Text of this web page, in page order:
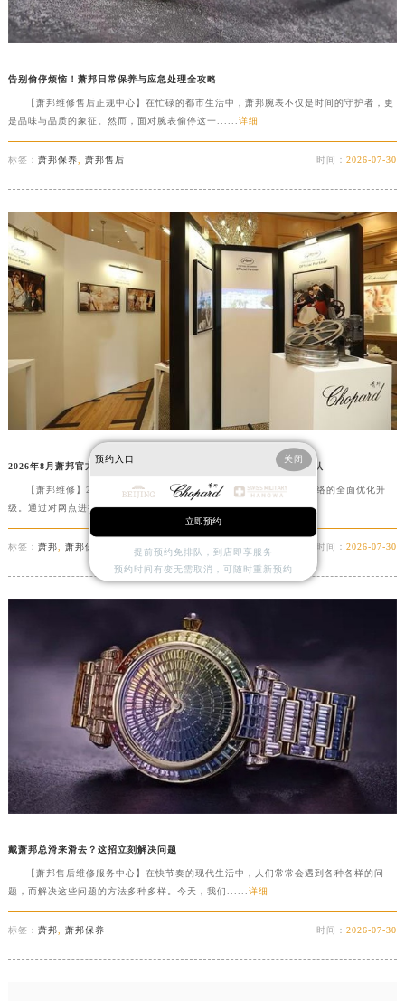
告别偷停烦恼！萧邦日常保养与应急处理全攻略
【萧邦维修售后正规中心】在忙碌的都市生活中，萧邦腕表不仅是时间的守护者，更
是品味与品质的象征。然而，面对腕表偷停这一...... 详细
标签： 萧邦保养 萧邦售后 时间：2026-07-30
2026年8月萧邦官方维修保养综合服务点最终动态汇总（搬迁新增）确认
【萧邦维修】2026年，萧邦在国内市场正式完成了全国售后服务网络的全面优化升
级。通过对网点进行改造更新、扩大服务范围、重......详细
标签： 萧邦 萧邦保养 时间：2026-07-30
戴萧邦总滑来滑去？这招立刻解决问题
【萧邦售后维修服务中心】在快节奏的现代生活中，人们常常会遇到各种各样的问
题，而解决这些问题的方法多种多样。今天，我们...... 详细
标签： 萧邦 萧邦保养 时间：2026-07-30
预约入口 关闭
立即预约
提前预约免排队，到店即享服务
预约时间有变无需取消，可随时重新预约